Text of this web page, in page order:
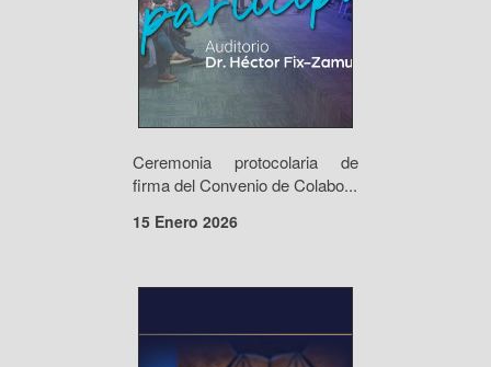
Ceremonia protocolaria de
firma del Convenio de Colabo...
15 Enero 2026